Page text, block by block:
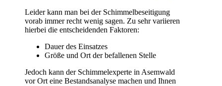
Leider kann man bei der Schimmelbeseitigung
vorab immer recht wenig sagen. Zu sehr variieren
hierbei die entscheidenden Faktoren:
Dauer des Einsatzes
Größe und Ort der befallenen Stelle
Jedoch kann der Schimmelexperte in Asemwald
vor Ort eine Bestandsanalyse machen und Ihnen